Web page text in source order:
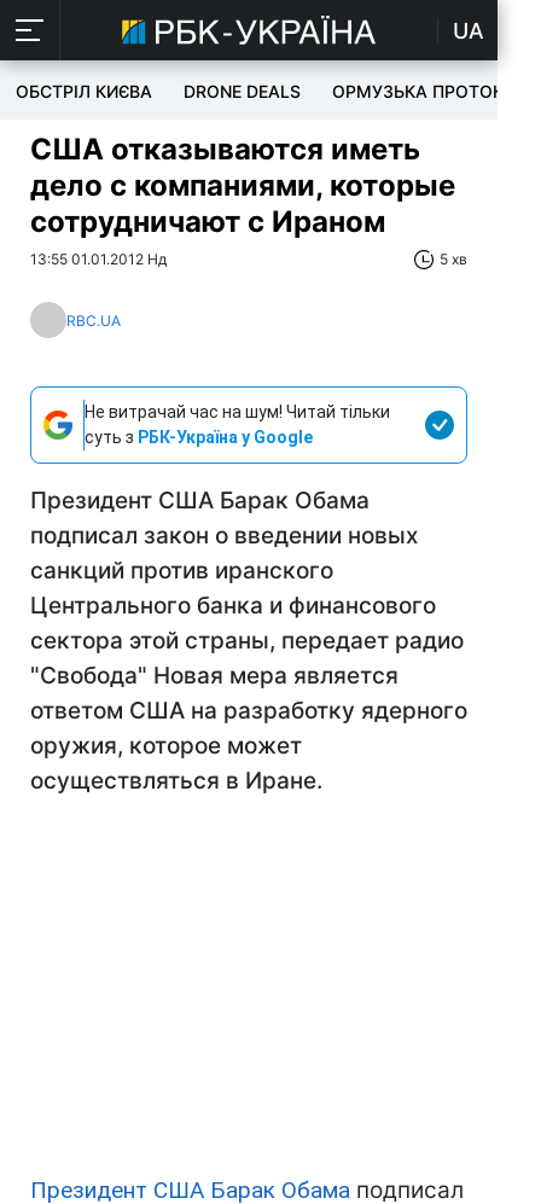
UA
ОБСТРІЛ КИЄВА DRONE DEALS ОРМУЗЬКА ПРОТОКА
США отказываются иметь
дело с компаниями, которые
сотрудничают с Ираном
13:55 01.01.2012 Нд 5 хв
RBC.UA
Не витрачай час на шум! Читай тільки
суть з РБК-Україна у Google
Президент США Барак Обама
подписал закон о введении новых
санкций против иранского
Центрального банка и финансового
сектора этой страны, передает радио
"Свобода" Новая мера является
ответом США на разработку ядерного
оружия, которое может
осуществляться в Иране.
Президент США Барак Обама подписал